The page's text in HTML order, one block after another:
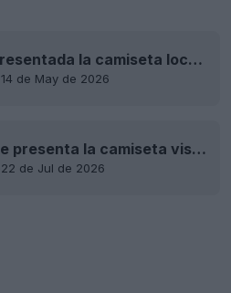
Presentada la camiseta local del Manchester United 26-27
14 de May de 2026
Se presenta la camiseta visitante del Manchester United 26-27: inspirada en la camiseta de 1988 y en el río Irwell
22 de Jul de 2026